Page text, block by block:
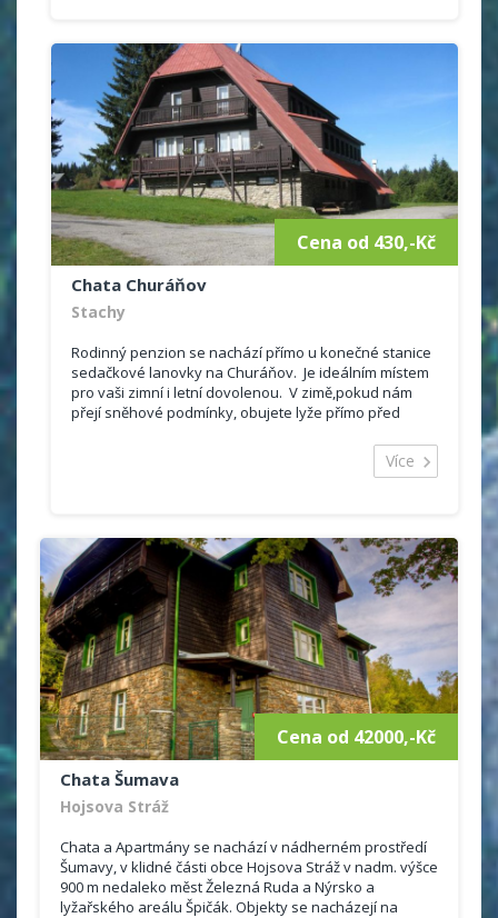
Cena od 430,-Kč
Chata Churáňov
Stachy
Rodinný penzion se nachází přímo u konečné stanice
sedačkové lanovky na Churáňov. Je ideálním místem
pro vaši zimní i letní dovolenou. V zimě,pokud nám
přejí sněhové podmínky, obujete lyže přímo před
Více
Cena od 42000,-Kč
Chata Šumava
Hojsova Stráž
Chata a Apartmány se nachází v nádherném prostředí
Šumavy, v klidné části obce Hojsova Stráž v nadm. výšce
900 m nedaleko měst Železná Ruda a Nýrsko a
lyžařského areálu Špičák. Objekty se nacházejí na